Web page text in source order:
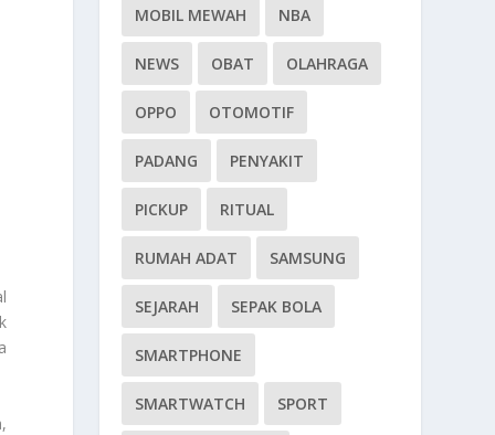
MOBIL MEWAH NBA
NEWS OBAT OLAHRAGA
OPPO OTOMOTIF
PADANG PENYAKIT
PICKUP RITUAL
RUMAH ADAT SAMSUNG
SEJARAH SEPAK BOLA
SMARTPHONE
SMARTWATCH SPORT